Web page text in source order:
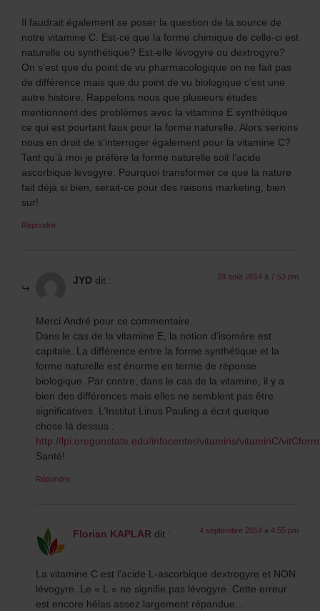
Il faudrait également se poser la question de la source de
notre vitamine C. Est-ce que la forme chimique de celle-ci est
naturelle ou synthétique? Est-elle lévogyre ou dextrogyre?
On s’est que du point de vu pharmacologique on ne fait pas
de différence mais que du point de vu biologique c’est une
autre histoire. Rappelons nous que plusieurs études
mentionnent des problèmes avec la vitamine E synthétique
ce qui est pourtant faux pour la forme naturelle. Alors serions
nous en droit de s’interroger également pour la vitamine C?
Tant qu’à moi je préfère la forme naturelle soit l’acide
ascorbique levogyre. Pourquoi transformer ce que la nature
fait déjà si bien, serait-ce pour des raisons marketing, bien
sur!
Répondre
JYD dit : 28 août 2014 à 7:53 pm
Merci André pour ce commentaire.
Dans le cas de la vitamine E, la notion d’isomère est
capitale. La différence entre la forme synthétique et la
forme naturelle est énorme en terme de réponse
biologique. Par contre, dans le cas de la vitamine, il y a
bien des différences mais elles ne semblent pas être
significatives. L’Institut Linus Pauling a écrit quelque
chose là dessus :
http://lpi.oregonstate.edu/infocenter/vitamins/vitaminC/
Santé!
Répondre
Florian KAPLAR dit : 4 septembre 2014 à 4:55 pm
La vitamine C est l’acide L-ascorbique dextrogyre et NON
lévogyre. Le « L » ne signifie pas lévogyre. Cette erreur
est encore hélas assez largement répandue…